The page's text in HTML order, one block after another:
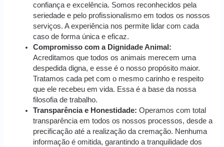
confiança e excelência. Somos reconhecidos pela
seriedade e pelo profissionalismo em todos os nossos
serviços. A experiência nos permite lidar com cada
caso de forma única e eficaz.
Compromisso com a Dignidade Animal:
Acreditamos que todos os animais merecem uma
despedida digna, e esse é o nosso propósito maior.
Tratamos cada pet com o mesmo carinho e respeito
que ele recebeu em vida. Essa é a base da nossa
filosofia de trabalho.
Transparência e Honestidade: Operamos com total
transparência em todos os nossos processos, desde a
precificação até a realização da cremação. Nenhuma
informação é omitida, garantindo a tranquilidade dos